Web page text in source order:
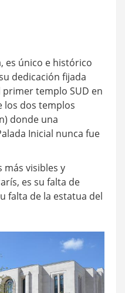
es único e histórico
dedicación fijada
primer templo SUD en
los dos templos
donde una
Inicial nunca fue
más visibles y
es su falta de
falta de la estatua del